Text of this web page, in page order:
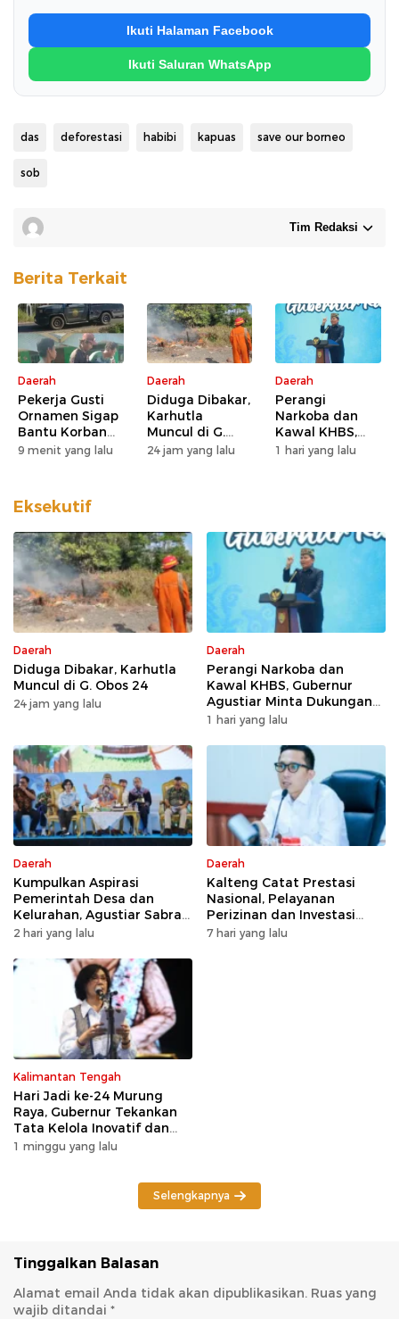
Ikuti Halaman Facebook
Ikuti Saluran WhatsApp
das deforestasi habibi kapuas save our borneo
sob
Tim Redaksi
Berita Terkait
Daerah
Pekerja Gusti
Ornamen Sigap
Bantu Korban
Kecelakaan
9 menit yang lalu
Daerah
Diduga Dibakar,
Karhutla
Muncul di G.
Obos 24
24 jam yang lalu
Daerah
Perangi
Narkoba dan
Kawal KHBS,
Gubernur
1 hari yang lalu
Eksekutif
Daerah
Diduga Dibakar, Karhutla
Muncul di G. Obos 24
24 jam yang lalu
Daerah
Perangi Narkoba dan
Kawal KHBS, Gubernur
Agustiar Minta Dukungan
Desa dan Kelurahan
1 hari yang lalu
Daerah
Kumpulkan Aspirasi
Pemerintah Desa dan
Kelurahan, Agustiar Sabran
Tekankan Prioritas
2 hari yang lalu
Daerah
Kalteng Catat Prestasi
Nasional, Pelayanan
Perizinan dan Investasi
Raih Predikat Sangat Baik
7 hari yang lalu
Kalimantan Tengah
Hari Jadi ke-24 Murung
Raya, Gubernur Tekankan
Tata Kelola Inovatif dan
Kesiapsiagaan Karhutla
1 minggu yang lalu
Selengkapnya
Tinggalkan Balasan
Alamat email Anda tidak akan dipublikasikan. Ruas yang
wajib ditandai *